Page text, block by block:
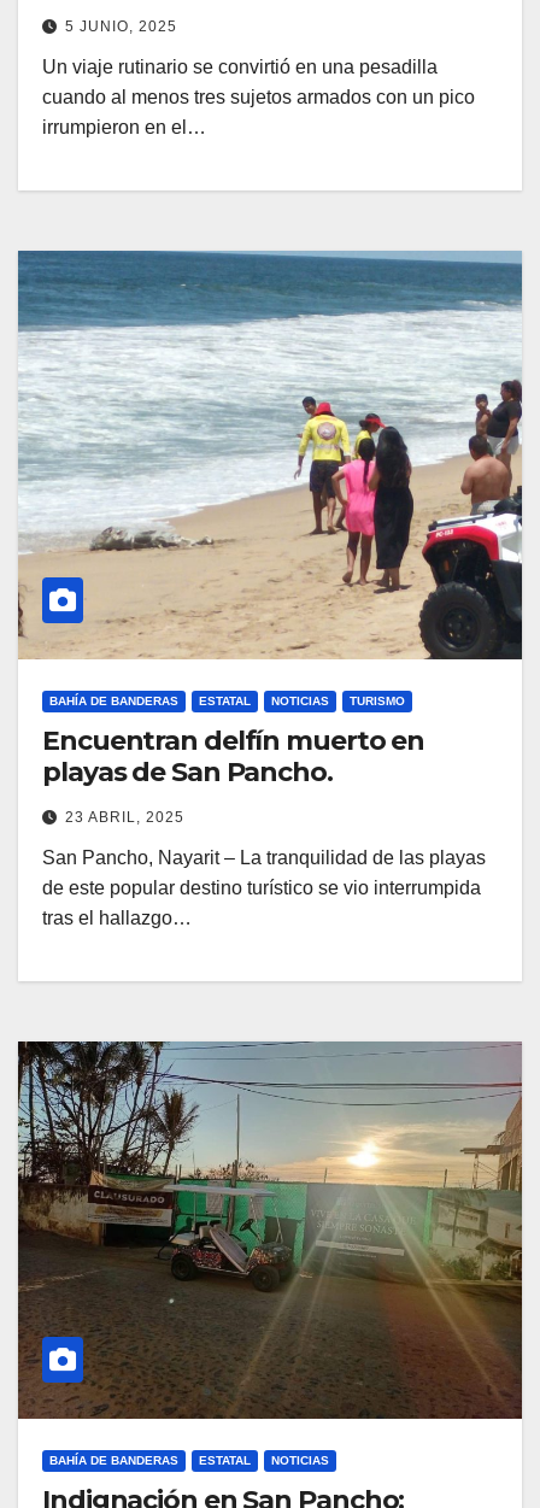
DEL TERROR
5 JUNIO, 2025
Un viaje rutinario se convirtió en una pesadilla
cuando al menos tres sujetos armados con un pico
irrumpieron en el…
BAHÍA DE BANDERAS ESTATAL NOTICIAS TURISMO
Encuentran delfín muerto en
playas de San Pancho.
23 ABRIL, 2025
San Pancho, Nayarit – La tranquilidad de las playas
de este popular destino turístico se vio interrumpida
tras el hallazgo…
BAHÍA DE BANDERAS ESTATAL NOTICIAS
Indignación en San Pancho: